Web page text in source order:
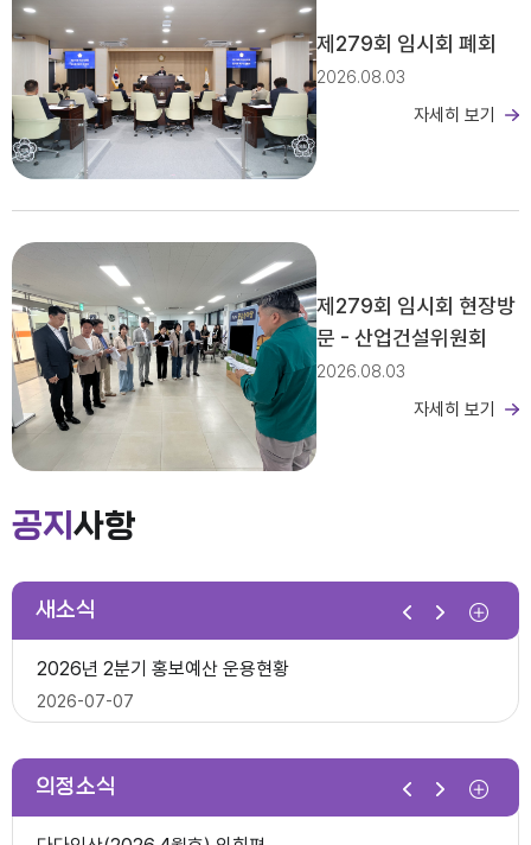
2026년 2분기 홍보예산 운용현황
제279회 익산시의회(임시회) 의사일정(안)
제279회 익산시의회 임시회 집회공고
제278회 익산시의회 임시회 의사일정(안)
제279회 임시회 폐회
2026.08.03
자세히 보기
제279회 임시회 현장방
문 - 산업건설위원회
2026.08.03
자세히 보기
공지 사항
새소식
2026-03-26
2026년 2분기 홍보예산 운용현황
2026-07-07
의정소식
다다익산(2025.12월호) 의회편
2025-12-03